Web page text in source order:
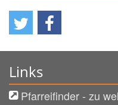
Links
Pfarreifinder - zu